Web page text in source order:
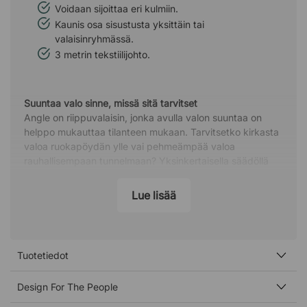
Voidaan sijoittaa eri kulmiin.
Kaunis osa sisustusta yksittäin tai
valaisinryhmässä.
3 metrin tekstiilijohto.
Suuntaa valo sinne, missä sitä tarvitset
Angle on riippuvalaisin, jonka avulla valon suuntaa on
helppo mukauttaa tilanteen mukaan. Tarvitsetko kirkasta
valoa ruokapöydän ylle vai pehmeämpää valoa
Toimii yhtä hyvin yksin tai yhdessä
suuremman pöydän ylle tai avoimeen tilaan ja luo elävä
Lue lisää
Tuotetiedot
Design For The People